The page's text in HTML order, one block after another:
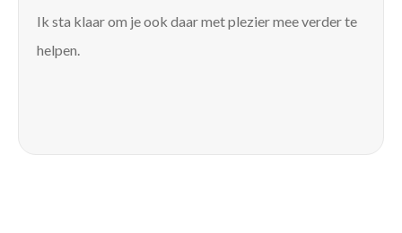
Ik sta klaar om je ook daar met plezier mee verder te
helpen.